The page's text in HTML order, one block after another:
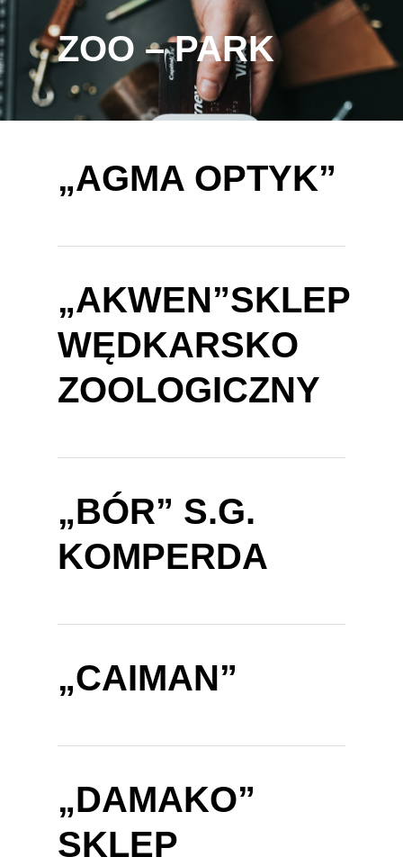
ZOO – PARK
„AGMA OPTYK”
„AKWEN”SKLEP
WĘDKARSKO
ZOOLOGICZNY
„BÓR” S.G.
KOMPERDA
„CAIMAN”
„DAMAKO”
SKLEP